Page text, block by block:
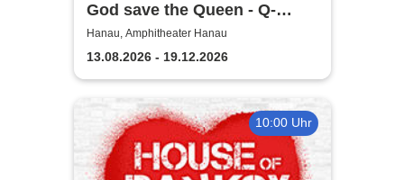
God save the Queen - Q-
Revival Band
Hanau, Amphitheater Hanau
13.08.2026 - 19.12.2026
10:00 Uhr